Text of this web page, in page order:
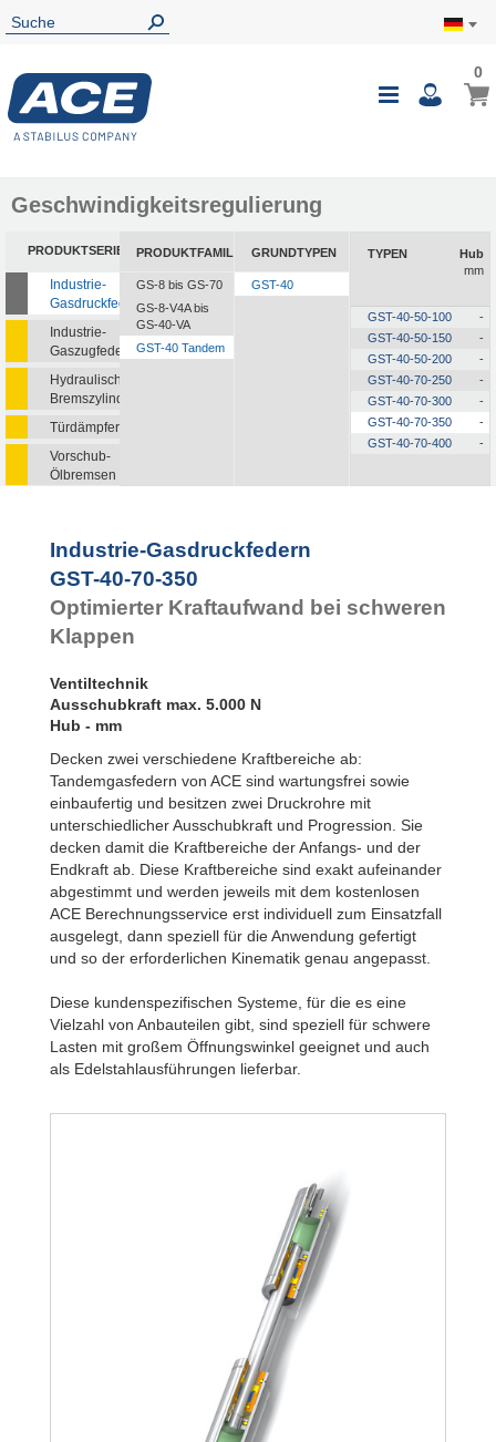
00
Geschwindigkeitsregulierung
PRODUKTSERIEN
Industrie-
Gasdruckfedern
Industrie-
Gaszugfedern
Hydraulische
Bremszylinder
Türdämpfer
Vorschub-
Ölbremsen
PRODUKTFAMILIEN
GS-8 bis GS-70
GS-8-V4A bis
GS-40-VA
GST-40 Tandem
GRUNDTYPEN
GST-40
TYPEN
Hub
mm
GST-40-50-100
-
GST-40-50-150
-
GST-40-50-200
-
GST-40-70-250
-
GST-40-70-300
-
GST-40-70-350
-
GST-40-70-400
-
Industrie-Gasdruckfedern
GST-40-70-350
Optimierter Kraftaufwand bei schweren
Klappen
Ventiltechnik
Ausschubkraft max. 5.000 N
Hub - mm
Decken zwei verschiedene Kraftbereiche ab:
Tandemgasfedern von ACE sind wartungsfrei sowie
einbaufertig und besitzen zwei Druckrohre mit
unterschiedlicher Ausschubkraft und Progression. Sie
decken damit die Kraftbereiche der Anfangs- und der
Endkraft ab. Diese Kraftbereiche sind exakt aufeinander
abgestimmt und werden jeweils mit dem kostenlosen
ACE Berechnungsservice erst individuell zum Einsatzfall
ausgelegt, dann speziell für die Anwendung gefertigt
und so der erforderlichen Kinematik genau angepasst.
Diese kundenspezifischen Systeme, für die es eine
Vielzahl von Anbauteilen gibt, sind speziell für schwere
Lasten mit großem Öffnungswinkel geeignet und auch
als Edelstahlausführungen lieferbar.